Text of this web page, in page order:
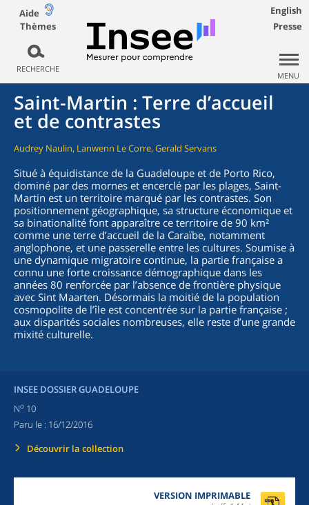
Aide
Thèmes
RECHERCHE
English
Presse
MENU
Saint-Martin : Terre d’accueil
et de contrastes
Audrey Naulin, Lanwenn Le Corre, Gerald Servans
Situé à équidistance de la Guadeloupe et de Porto Rico,
dominé par des mornes et encerclé par les plages, Saint-
Martin est un territoire marqué par les contrastes. Son
positionnement géographique, sa structure économique et
sa binationalité font apparaître ce territoire de 90 km²
comme une terre d’accueil de la Caraïbe, notamment
anglophone, et une passerelle entre les cultures. Soumise à
une dynamique migratoire continue, la partie française a
connu une forte croissance démographique dans les
années 80 renforcée par l’absence de frontière physique
avec Sint Maarten. Désormais la moitié de la population
cosmopolite de l’île est concentrée sur la partie française ;
aux disparités sociales nombreuses, elle reste d’une grande
mixité culturelle.
INSEE DOSSIER GUADELOUPE
No 10
Paru le : 16/12/2016
Découvrir la collection
VERSION IMPRIMABLE